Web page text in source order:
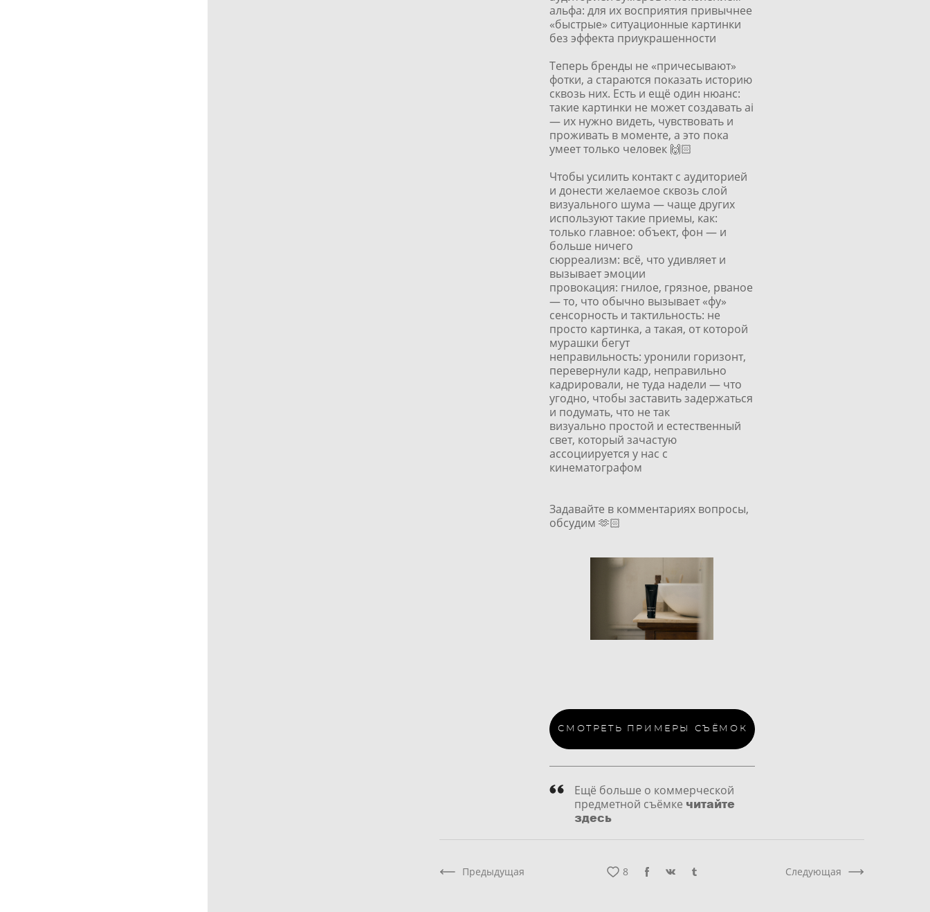
альфа: для их восприятия привычнее
«быстрые» ситуационные картинки
без эффекта приукрашенности
Теперь бренды не «причесывают»
фотки, а стараются показать историю
сквозь них. Есть и ещё один нюанс:
такие картинки не может создавать ai
— их нужно видеть, чувствовать и
проживать в моменте, а это пока
умеет только человек 🙌🏻
Чтобы усилить контакт с аудиторией
и донести желаемое сквозь слой
визуального шума — чаще других
используют такие приемы, как:
только главное: объект, фон — и
больше ничего
сюрреализм: всё, что удивляет и
вызывает эмоции
провокация: гнилое, грязное, рваное
— то, что обычно вызывает «фу»
сенсорность и тактильность: не
просто картинка, а такая, от которой
мурашки бегут
неправильность: уронили горизонт,
перевернули кадр, неправильно
кадрировали, не туда надели — что
угодно, чтобы заставить задержаться
и подумать, что не так
визуально простой и естественный
свет, который зачастую
ассоциируется у нас с
кинематографом
Задавайте в комментариях вопросы,
обсудим 🫶🏻
СМОТРЕТЬ ПРИМЕРЫ СЪЁМОК
Ещё больше о коммерческой
предметной съёмке читайте
здесь
8
Предыдущая Следующая